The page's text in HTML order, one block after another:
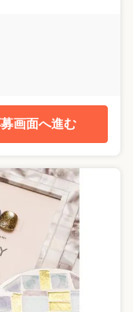
画面へ進む